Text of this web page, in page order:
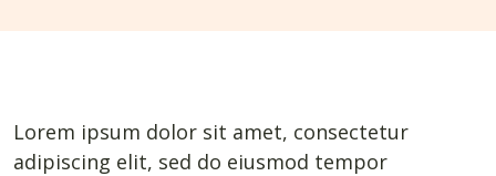
Lorem ipsum dolor sit amet, consectetur
adipiscing elit, sed do eiusmod tempor